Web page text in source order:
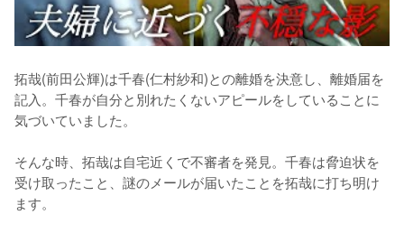
拓哉(前田公輝)は千春(仁村紗和)との離婚を決意し、離婚届を
記入。千春が自分と別れたくないアピールをしていることに
気づいていました。
そんな時、拓哉は自宅近くで不審者を発見。千春は脅迫状を
受け取ったこと、謎のメールが届いたことを拓哉に打ち明け
ます。